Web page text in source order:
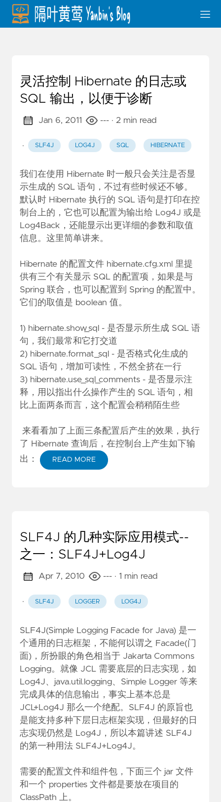
灵活控制 Hibernate 的日志或
SQL 输出，以便于诊断
Jan 6, 2011 --- · 2 min read
· SLF4J LOG4J SQL HIBERNATE
我们在使用 Hibernate 时一般只会关注是否显
示生成的 SQL 语句，不过有些时候还不够。
默认时 Hibernate 执行的 SQL 语句是打印在控
制台上的，它也可以配置为输出给 Log4J 或是
Log4Back，还能显示出更详细的参数和取值
信息。这里简单讲来。
Hibernate 的配置文件 hibernate.cfg.xml 里提
供有三个有关显示 SQL 的配置项，如果是与
Spring 联合，也可以配置到 Spring 的配置中。
它们的取值是 boolean 值。
1) hibernate.show_sql - 是否显示所生成 SQL 语
句，我们最常和它打交道
2) hibernate.format_sql - 是否格式化生成的
SQL 语句，增加可读性，不然全挤在一行
3) hibernate.use_sql_comments - 是否显示注
释，用以指出什么操作产生的 SQL 语句，相
比上面两条而言，这个配置会稍稍陌生些
来看看加了上面三条配置后产生的效果，执行
了 Hibernate 查询后，在控制台上产生如下输
出：
READ MORE
SLF4J 的几种实际应用模式--
之一：SLF4J+Log4J
Apr 7, 2010 --- · 1 min read
· SLF4J LOGGER LOG4J
SLF4J(Simple Logging Facade for Java) 是一
个通用的日志框架，不能何以谓之 Facade(门
面)，所扮眼的角色相当于 Jakarta Commons
Logging。就像 JCL 需要底层的日志实现，如
Log4J、java.util.logging、Simple Logger 等来
完成具体的信息输出，事实上基本总是
JCL+Log4J 那么一个绝配。SLF4J 的原旨也
是能支持多种下层日志框架实现，但最好的日
志实现仍然是 Log4J，所以本篇讲述 SLF4J
的第一种用法 SLF4J+Log4J。
需要的配置文件和组件包，下面三个 jar 文件
和一个 properties 文件都是要放在项目的
ClassPath 上。